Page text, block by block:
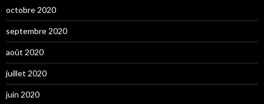
octobre 2020
septembre 2020
août 2020
juillet 2020
juin 2020